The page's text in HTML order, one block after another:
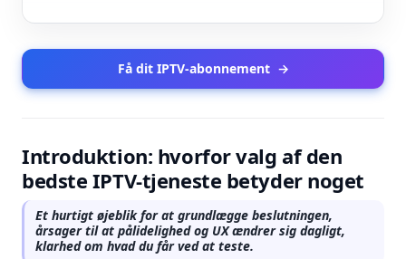
Få dit IPTV-abonnement →
Introduktion: hvorfor valg af den
bedste IPTV-tjeneste betyder noget
Et hurtigt øjeblik for at grundlægge beslutningen,
årsager til at pålidelighed og UX ændrer sig dagligt,
klarhed om hvad du får ved at teste.